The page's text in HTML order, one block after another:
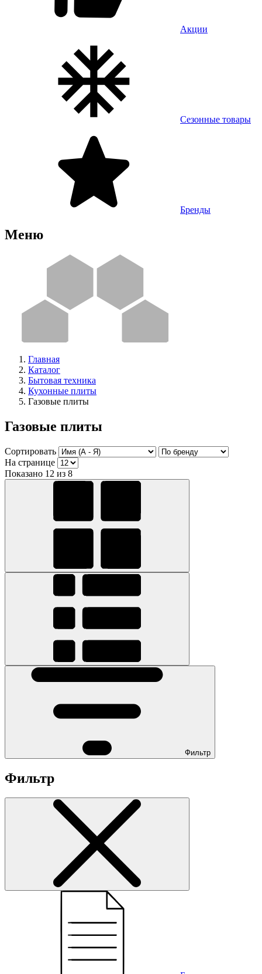
Акции
Сезонные товары
Бренды
Меню
Главная
Каталог
Бытовая техника
Кухонные плиты
Газовые плиты
Газовые плиты
Сортировать
На странице
Показано 12 из 8
Фильтр
Фильтр